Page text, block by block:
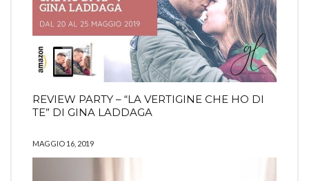
REVIEW PARTY – “LA VERTIGINE CHE HO DI
TE” DI GINA LADDAGA
MAGGIO 16, 2019